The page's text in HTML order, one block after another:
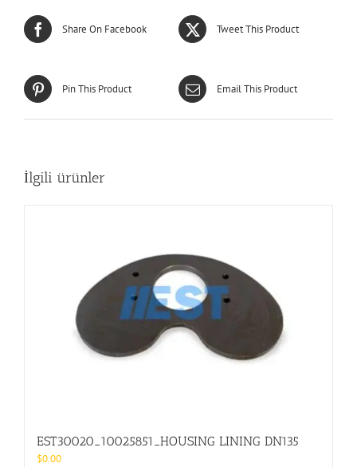
Share On Facebook Tweet This Product
Pin This Product Email This Product
İlgili ürünler
EST30020_10025851_HOUSING LINING DN135
$0.00